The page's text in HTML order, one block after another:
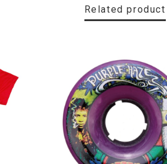
Related product